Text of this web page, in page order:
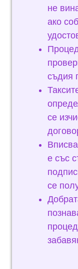
не
ако
съдия
се
е със
се